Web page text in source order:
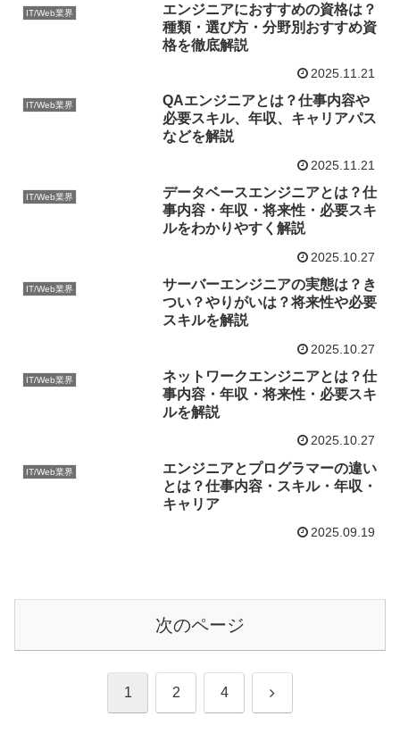
IT/Web業界
エンジニアにおすすめの資格は？
種類・選び方・分野別おすすめ資
格を徹底解説
2025.11.21
IT/Web業界
QAエンジニアとは？仕事内容や
必要スキル、年収、キャリアパス
などを解説
2025.11.21
IT/Web業界
データベースエンジニアとは？仕
事内容・年収・将来性・必要スキ
ルをわかりやすく解説
2025.10.27
IT/Web業界
サーバーエンジニアの実態は？き
つい？やりがいは？将来性や必要
スキルを解説
2025.10.27
IT/Web業界
ネットワークエンジニアとは？仕
事内容・年収・将来性・必要スキ
ルを解説
2025.10.27
IT/Web業界
エンジニアとプログラマーの違い
とは？仕事内容・スキル・年収・
キャリア
2025.09.19
次のページ
1 2 4 次